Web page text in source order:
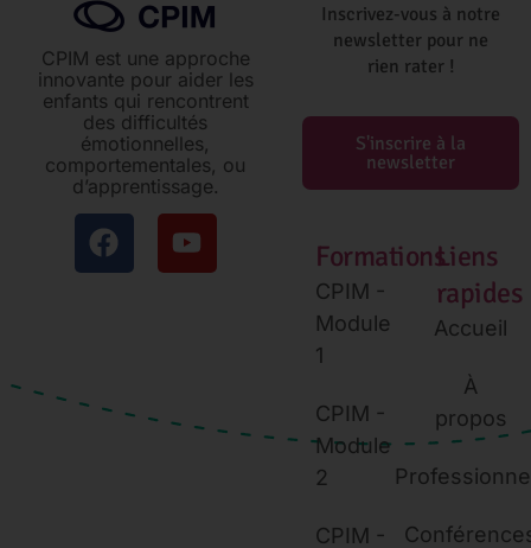
CPIM est une approche
innovante pour aider les
enfants qui rencontrent
des difficultés
émotionnelles,
comportementales, ou
d’apprentissage.
Inscrivez-vous à notre
newsletter pour ne
rien rater !
S'inscrire à la
newsletter
Formations
CPIM -
Module
1
CPIM -
Module
2
CPIM -
Liens
rapides
Accueil
À
propos